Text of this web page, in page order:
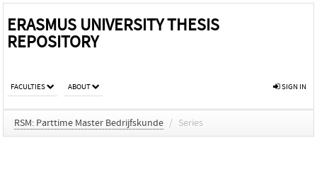
ERASMUS UNIVERSITY THESIS
REPOSITORY
FACULTIES ABOUT SIGN IN
RSM: Parttime Master Bedrijfskunde / Series